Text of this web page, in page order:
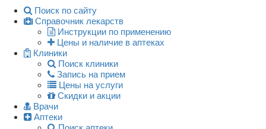
Поиск по сайту
Справочник лекарств
Инструкции по применению
Цены и наличие в аптеках
Клиники
Поиск клиники
Запись на прием
Цены на услуги
Скидки и акции
Врачи
Аптеки